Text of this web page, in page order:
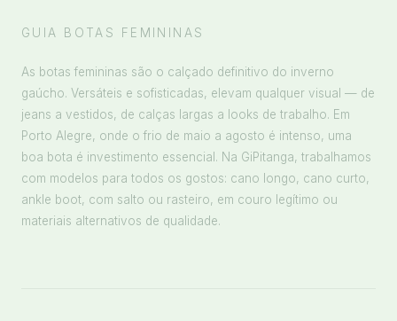
GUIA BOTAS FEMININAS
As botas femininas são o calçado definitivo do inverno
gaúcho. Versáteis e sofisticadas, elevam qualquer visual — de
jeans a vestidos, de calças largas a looks de trabalho. Em
Porto Alegre, onde o frio de maio a agosto é intenso, uma
boa bota é investimento essencial. Na GiPitanga, trabalhamos
com modelos para todos os gostos: cano longo, cano curto,
ankle boot, com salto ou rasteiro, em couro legítimo ou
materiais alternativos de qualidade.